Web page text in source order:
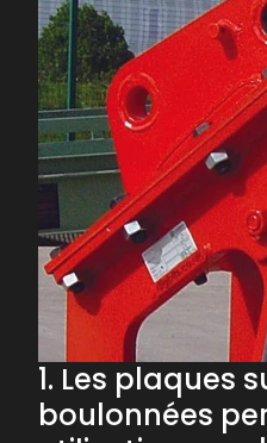
1. Les plaques s
boulonnées pe